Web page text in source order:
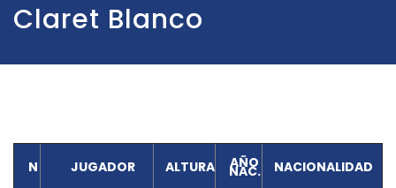
Claret Blanco
N JUGADOR ALTURA AÑO
NAC. NACIONALIDAD